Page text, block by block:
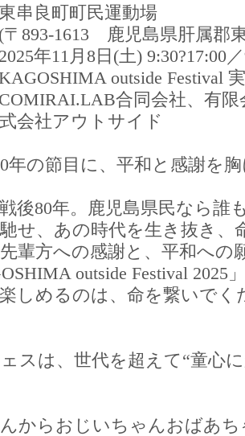
串良町町民運動場
1613 鹿児島県肝属郡東
年11月8日(土) 9:30?17:00
outside Festival
合同会社、有
会社アウトサイド
年の節目に、平和と感謝を
後80年。鹿児島県民なら誰
せ、あの時代を生き抜き、
輩方への感謝と、平和への
outside Festival
しめるのは、命を繋いで
スは、世代を超えて“童心
からおじいちゃんおばあ